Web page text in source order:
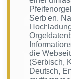
Serbien.
die
(Serbisch,
Deutsch,